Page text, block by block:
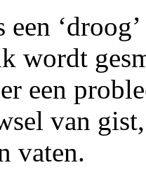
een
wordt
een
van
vaten.